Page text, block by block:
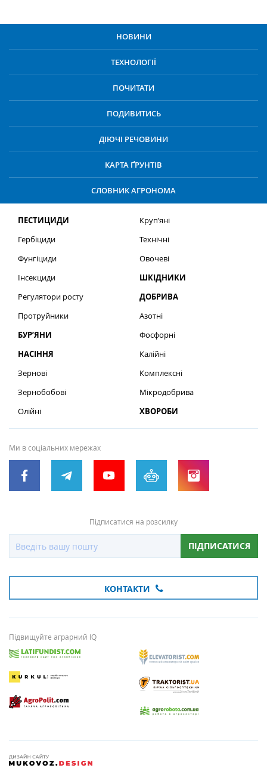
НОВИНИ
ТЕХНОЛОГІЇ
ПОЧИТАТИ
ПОДИВИТИСЬ
ДІЮЧІ РЕЧОВИНИ
КАРТА ҐРУНТІВ
СЛОВНИК АГРОНОМА
ПЕСТИЦИДИ
Гербіциди
Фунгіциди
Інсекциди
Регулятори росту
Протруйники
БУР’ЯНИ
НАСІННЯ
Зернові
Зернобобові
Олійні
Круп’яні
Технічні
Овочеві
ШКІДНИКИ
ДОБРИВА
Азотні
Фосфорні
Калійні
Комплексні
Мікродобрива
ХВОРОБИ
Ми в соціальних мережах
Підписатися на розсилку
ПІДПИСАТИСЯ
КОНТАКТИ
Підвищуйте аграрний IQ